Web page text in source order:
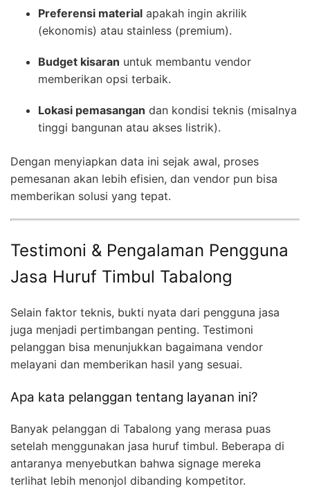
Preferensi material apakah ingin akrilik
(ekonomis) atau stainless (premium).
Budget kisaran untuk membantu vendor
memberikan opsi terbaik.
Lokasi pemasangan dan kondisi teknis (misalnya
tinggi bangunan atau akses listrik).
Dengan menyiapkan data ini sejak awal, proses
pemesanan akan lebih efisien, dan vendor pun bisa
memberikan solusi yang tepat.
Testimoni & Pengalaman Pengguna
Jasa Huruf Timbul Tabalong
Selain faktor teknis, bukti nyata dari pengguna jasa
juga menjadi pertimbangan penting. Testimoni
pelanggan bisa menunjukkan bagaimana vendor
melayani dan memberikan hasil yang sesuai.
Apa kata pelanggan tentang layanan ini?
Banyak pelanggan di Tabalong yang merasa puas
setelah menggunakan jasa huruf timbul. Beberapa di
antaranya menyebutkan bahwa signage mereka
terlihat lebih menonjol dibanding kompetitor.